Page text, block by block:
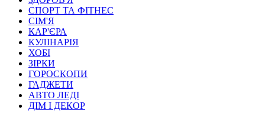
СПОРТ ТА ФІТНЕС
СІМ'Я
КАР'ЄРА
КУЛІНАРІЯ
ХОБІ
ЗІРКИ
ГОРОСКОПИ
ГАДЖЕТИ
АВТО ЛЕДІ
ДІМ І ДЕКОР